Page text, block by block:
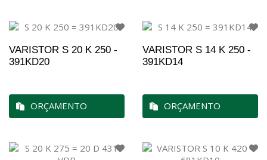
VARISTOR S 20 K 250 -
391KD20
ORÇAMENTO
VARISTOR S 14 K 250 -
391KD14
ORÇAMENTO